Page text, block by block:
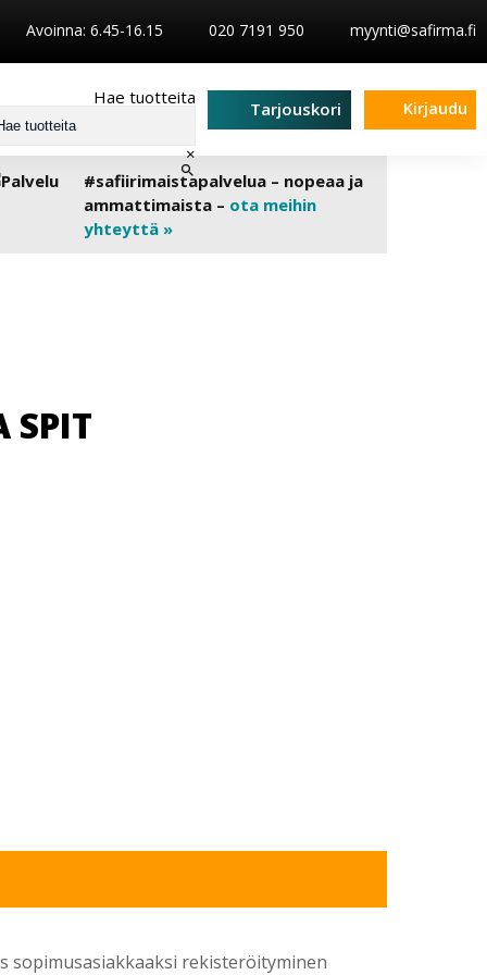
Avoinna: 6.45-16.15 020 7191 950 myynti@safirma.fi
Hae tuotteita
×
Tarjouskori Kirjaudu
#safiirimaistapalvelua – nopeaa ja
ammattimaista – ota meihin
yhteyttä »
SPIT
sopimusasiakkaaksi rekisteröityminen